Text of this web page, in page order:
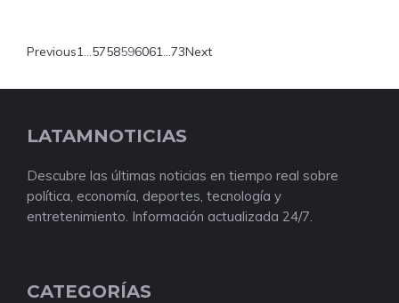
Previous1…5758596061…73Next
LATAMNOTICIAS
Descubre las últimas noticias en tiempo real sobre
política, economía, deportes, tecnología y
entretenimiento. Información actualizada 24/7.
CATEGORÍAS